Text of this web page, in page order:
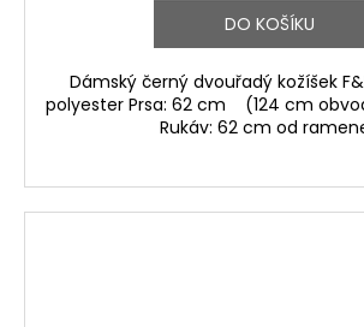
DO KOŠÍKU
Dámský černý dvouřadý kožíšek
polyester Prsa: 62 cm (124 cm
Rukáv: 62 cm od